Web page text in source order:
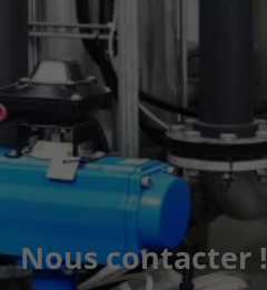
Nous contacter !